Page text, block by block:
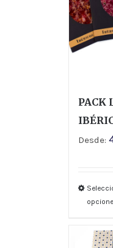
PACK
Desde: